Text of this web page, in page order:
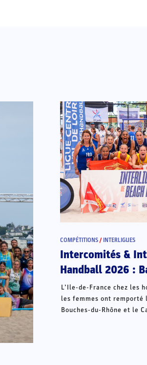
COMPÉTITIONS / INTERLIGUES
Intercomités &
Handball 2026 :
L’Ile-de-France chez les
les femmes ont
Bouches-du-Rhône et le